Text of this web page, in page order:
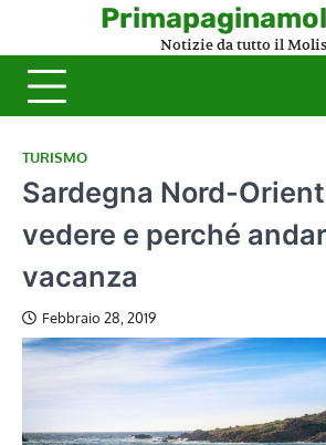
content
Notizie da tutto il
TURISMO
Sardegna Nord-
vedere e perché
vacanza
Febbraio 28, 2019